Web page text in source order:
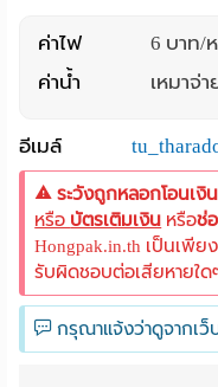
ค่าไฟ
6 บาท/
ค่าน้ำ
เหมาจ่
อีเมล์
ระวังถูกหลอกโอนเงิ
หรือ บัตรเติมเงิน หรือช่
Hongpak.in.th เป็นเพี
รับผิดชอบต่อเสียหายใ
กรุณาแจ้งว่าดูจากเว็